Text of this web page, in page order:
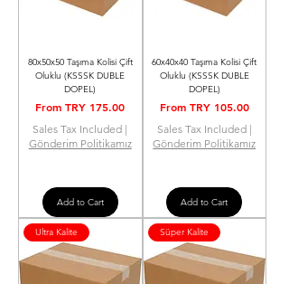
80x50x50 Taşıma Kolisi Çift
Oluklu (KSSSK DUBLE
DOPEL)
FromTRY 175.00
Sale Price
Sales Tax Included |
Gönderim Politikamız
Add to Cart
60x40x40 Taşıma Kolisi Çift
Oluklu (KSSSK DUBLE
DOPEL)
From TRY 105.00
Sale Price
Sales Tax Included|
Gönderim Politikamız
Add to Cart
Ultra Kalite Süper Kalite